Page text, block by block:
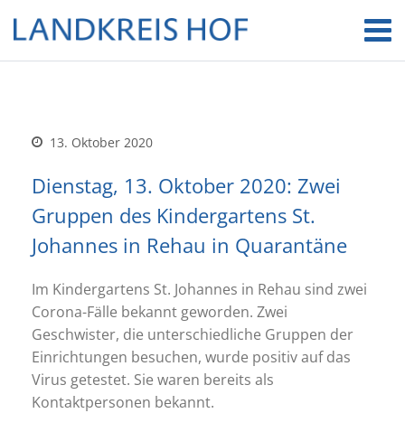
13. Oktober 2020
Dienstag, 13. Oktober 2020: Zwei
Gruppen des Kindergartens St.
Johannes in Rehau in Quarantäne
Im Kindergartens St. Johannes in Rehau sind zwei
Corona-Fälle bekannt geworden. Zwei
Geschwister, die unterschiedliche Gruppen der
Einrichtungen besuchen, wurde positiv auf das
Virus getestet. Sie waren bereits als
Kontaktpersonen bekannt.